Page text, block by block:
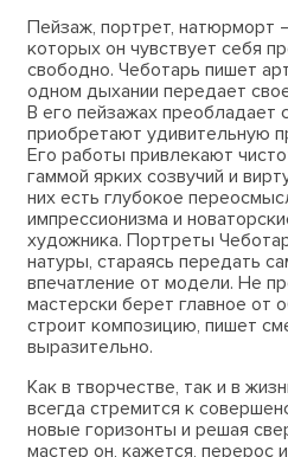
Пейзаж, портрет, натюрморт
которых он чувствует себя
свободно. Чеботарь пишет
одном дыхании передает
В его пейзажах преобладает
приобретают удивительную
Его работы привлекают
гаммой ярких созвучий и
них есть глубокое
импрессионизма и
художника. Портреты
натуры, стараясь передать
впечатление от модели. Не
мастерски берет главное от
строит композицию, пишет
выразительно.
Как в творчестве, так и в
всегда стремится к
новые горизонты и решая
мастер он, кажется, перерос